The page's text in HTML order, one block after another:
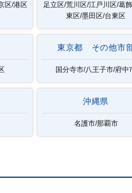
区/港区
足立区/荒川区/江戸川区/葛
東区/墨田区/台東区
東京都 その他市
国分寺市/八王子市/府中
沖縄県
名護市/那覇市